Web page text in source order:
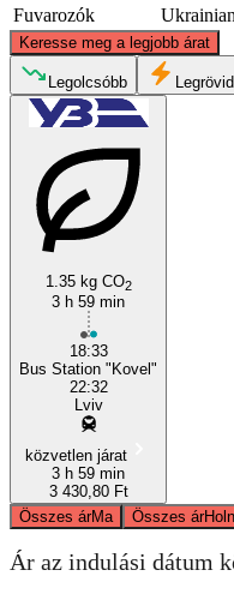
Fuvarozók
Keresse meg a legjobb árat
Legolcsóbb
1.35 kg CO2
3 h 59 min
18:33
Bus Station "Kovel"
22:32
Lviv
közvetlen járat
3 h 59 min
3 430,80 Ft
Összes árMa Összes ár
Ár az indulási dátum